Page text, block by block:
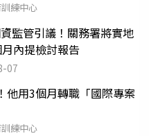
練中心
資監管引議！關務署將實地
內提檢討報告
07
他用3個月轉職「國際專案
練中心